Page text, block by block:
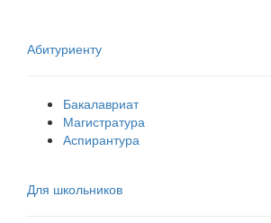
Абитуриенту
Бакалавриат
Магистратура
Аспирантура
Для школьников